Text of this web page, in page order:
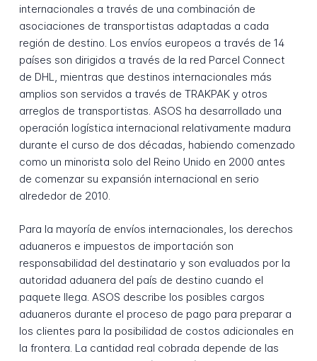
internacionales a través de una combinación de
asociaciones de transportistas adaptadas a cada
región de destino. Los envíos europeos a través de 14
países son dirigidos a través de la red Parcel Connect
de DHL, mientras que destinos internacionales más
amplios son servidos a través de TRAKPAK y otros
arreglos de transportistas. ASOS ha desarrollado una
operación logística internacional relativamente madura
durante el curso de dos décadas, habiendo comenzado
como un minorista solo del Reino Unido en 2000 antes
de comenzar su expansión internacional en serio
alrededor de 2010.
Para la mayoría de envíos internacionales, los derechos
aduaneros e impuestos de importación son
responsabilidad del destinatario y son evaluados por la
autoridad aduanera del país de destino cuando el
paquete llega. ASOS describe los posibles cargos
aduaneros durante el proceso de pago para preparar a
los clientes para la posibilidad de costos adicionales en
la frontera. La cantidad real cobrada depende de las